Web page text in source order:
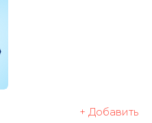
+ Добавить